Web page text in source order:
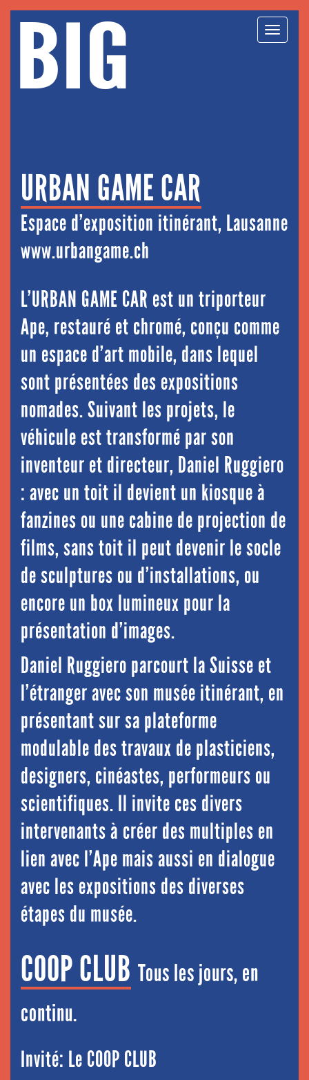
BIG
URBAN GAME CAR
Espace d’exposition itinérant, Lausanne
www.urbangame.ch
L’URBAN GAME CAR est un triporteur
Ape, restauré et chromé, conçu comme
un espace d’art mobile, dans lequel
sont présentées des expositions
nomades. Suivant les projets, le
véhicule est transformé par son
inventeur et directeur, Daniel Ruggiero
: avec un toit il devient un kiosque à
fanzines ou une cabine de projection de
films, sans toit il peut devenir le socle
de sculptures ou d’installations, ou
encore un box lumineux pour la
présentation d’images.
Daniel Ruggiero parcourt la Suisse et
l’étranger avec son musée itinérant, en
présentant sur sa plateforme
modulable des travaux de plasticiens,
designers, cinéastes, performeurs ou
scientifiques. Il invite ces divers
intervenants à créer des multiples en
lien avec l’Ape mais aussi en dialogue
avec les expositions des diverses
étapes du musée.
COOP CLUB Tous les jours, en
continu.
Invité: Le COOP CLUB